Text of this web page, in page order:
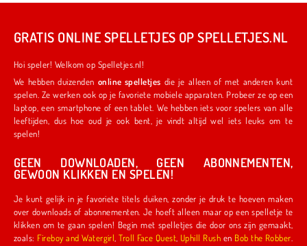
GRATIS ONLINE SPELLETJES OP SPELLETJES.NL
Hoi speler! Welkom op Spelletjes.nl!
We hebben duizenden online spelletjes die je alleen of met anderen kunt
spelen. Ze werken ook op je favoriete mobiele apparaten. Probeer ze op een
laptop, een smartphone of een tablet. We hebben iets voor spelers van alle
leeftijden, dus hoe oud je ook bent, je vindt altijd wel iets leuks om te
spelen!
GEEN DOWNLOADEN, GEEN ABONNEMENTEN,
GEWOON KLIKKEN EN SPELEN!
Je kunt gelijk in je favoriete titels duiken, zonder je druk te hoeven maken
over downloads of abonnementen. Je hoeft alleen maar op een spelletje te
klikken om te gaan spelen! Begin met spelletjes die door ons zijn gemaakt,
zoals:
Fireboy and Watergirl ,Troll Face Quest Uphill Rush en Bob the Robber